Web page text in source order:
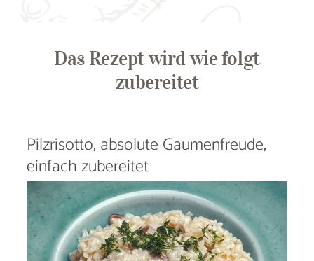
Das Rezept wird wie folgt
zubereitet
Pilzrisotto, absolute Gaumenfreude,
einfach zubereitet